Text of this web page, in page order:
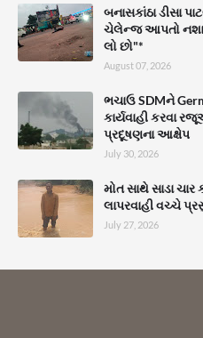
બનાસકાંઠા ડીસા
ચેલેન્જ આપતો
લો છો"*
August 07, 2026
ભચાઉ SDMને
કાર્યવાહી કરવા
પ્રદૂષણના આક્ષેપ
July 30, 2026
મોત સાથે સાડા
લાપરવાહી વચ્ચે
July 27, 2026